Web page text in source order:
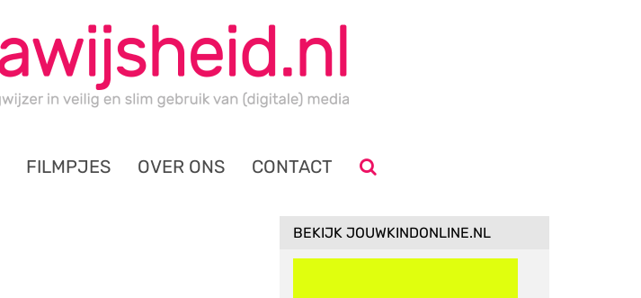
FILMPJES OVER ONS CONTACT
BEKIJK JOUWKINDONLINE.NL